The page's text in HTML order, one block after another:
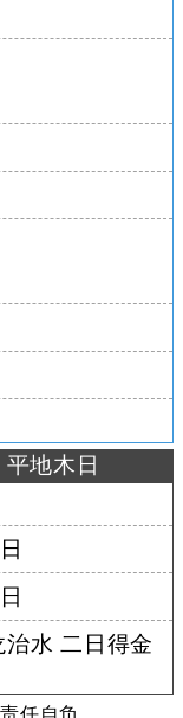
地木日
水 二日得金
任自负